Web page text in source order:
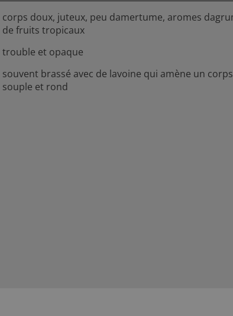
corps doux, juteux, peu damertume, aromes
de fruits tropicaux
trouble et opaque
souvent brassé avec de lavoine qui amène un corps
souple et rond